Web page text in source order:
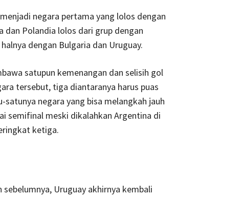
negara pertama yang lolos dengan
Polandia lolos dari grup dengan
dengan Bulgaria dan Uruguay.
satupun kemenangan dan selisih gol
tersebut, tiga diantaranya harus puas
negara yang bisa melangkah jauh
semifinal meski dikalahkan Argentina di
ketiga.
Uruguay akhirnya kembali